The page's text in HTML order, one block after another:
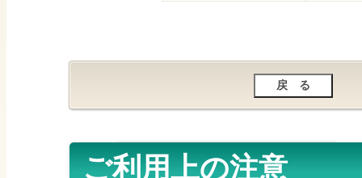
ご利用上の注意